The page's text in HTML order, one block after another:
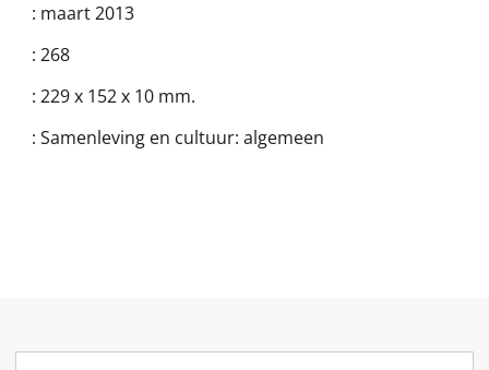
: maart 2013
: 268
: 229 x 152 x 10 mm.
: Samenleving en cultuur: algemeen